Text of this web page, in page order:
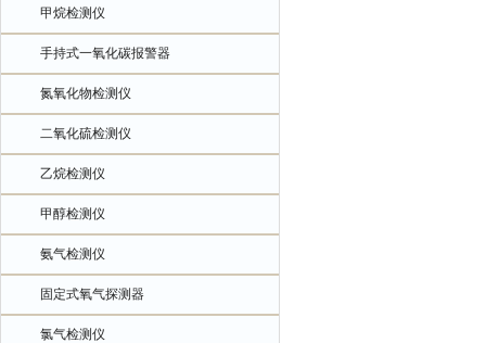
甲烷检测仪
手持式一氧化碳报警器
氮氧化物检测仪
二氧化硫检测仪
乙烷检测仪
甲醇检测仪
氨气检测仪
固定式氧气探测器
氯气检测仪